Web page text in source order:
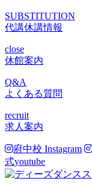
SUBSTITUTION
代講休講情報
close
休館案内
Q&A
よくある質問
recruit
求人案内
府中校 Instagram
式youtube